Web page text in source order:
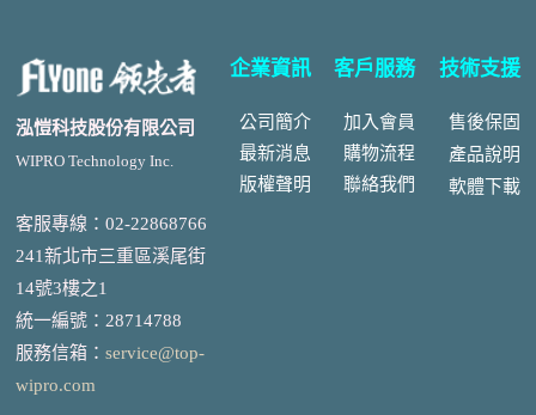
泓愷科技股份有限公司
WIPRO Technology Inc.
客服專線：02-22868766
241新北市三重區溪尾街
14號3樓之1
統一編號 ： 28714788
服務信箱： service@top-
wipro.com
企業資訊
公司簡介
最新消息
版權聲明
客戶服務
加入會員
購物流程
聯絡我們
技術支援
售後保固
產品說明
軟體下載